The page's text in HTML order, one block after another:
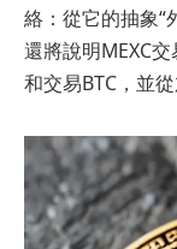
絡：從它的抽象“
還將說明MEXC
和交易BTC，並